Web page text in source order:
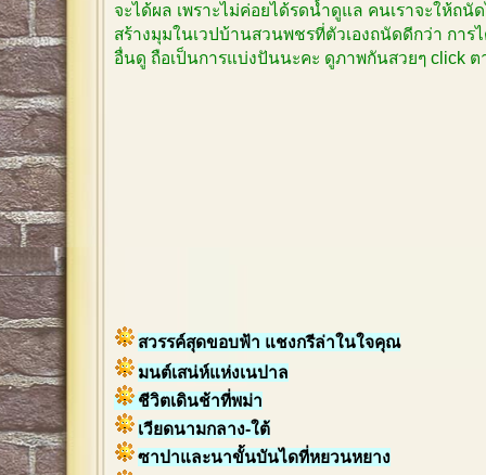
จะได้ผล เพราะไม่ค่อยได้รดน้ำดูแล คนเราจะให้ถนั
สร้างมุมในเวปบ้านสวนพชรที่ตัวเองถนัดดีกว่า การ
อื่นดู ถือเป็นการแบ่งปันนะคะ ดูภาพกันสวยๆ click ต
สวรรค์สุดขอบฟ้า แชงกรีล่าในใจคุณ
มนต์เสน่ห์แห่งเนปาล
ชีวิตเดินช้าที่พม่า
เวียดนามกลาง-ใต้
ซาปาและนาขั้นบันไดที่หยวนหยาง